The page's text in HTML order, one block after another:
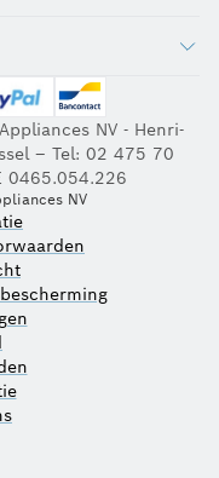
NV - Henri-
– Tel: 02 475 70
0465.054.226
NV